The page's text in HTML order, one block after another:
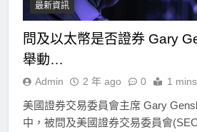
最新資訊
問及以太幣是否證券 Gary
舉動…
Admin 2 年 ago 0 1 mins
美國證券交易委員會主席 Gary
中，被問及美國證券交易委員會